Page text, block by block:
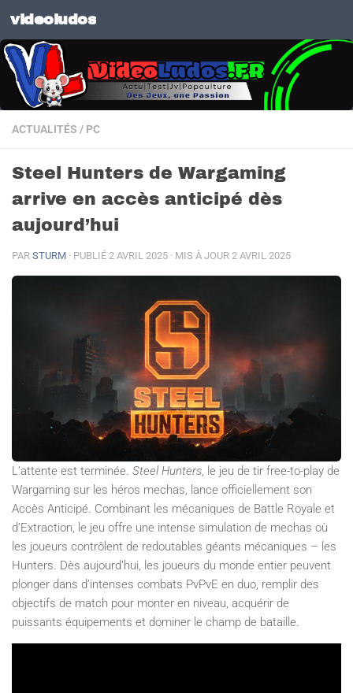
Skip to content
videoludos
ACTUALITÉS / PC
Steel Hunters de Wargaming
arrive en accès anticipé dès
aujourd’hui
PAR STURM · PUBLIÉ 2 AVRIL 2025 · MIS À JOUR 2 AVRIL 2025
L’attente est terminée. Steel Hunters , le jeu de tir free-to-play de
Wargaming sur les héros mechas, lance officiellement son
Accès Anticipé. Combinant les mécaniques de Battle Royale et
d’Extraction, le jeu offre une intense simulation de mechas où
les joueurs contrôlent de redoutables géants mécaniques – les
Hunters. Dès aujourd’hui, les joueurs du monde entier peuvent
plonger dans d’intenses combats PvPvE en duo, remplir des
objectifs de match pour monter en niveau, acquérir de
puissants équipements et dominer le champ de bataille. ​